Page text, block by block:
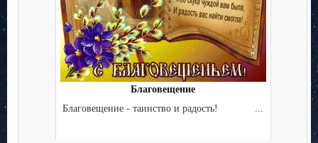
Благовещение
Благовещение - таинство и радость! ...